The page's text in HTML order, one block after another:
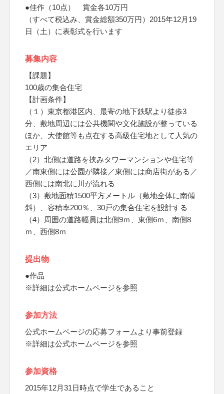
●佳作（10点） 賞金各10万円
（すべて税込み、賞金総額350万円）2015年12月19
日（土）に表彰式を行います
募集内容
【課題】
100歳の集合住宅
【計画条件】
（１）東京都港区内、最寄の地下鉄駅より徒歩3
分、敷地周辺には公共機関や文化施設が整っている
ほか、大使館等も点在する高級住宅地として人気の
エリア
（2）北側は道路を挟みタワーマンションや住宅等
／南東側には公園が隣接／東側には商店街がある／
西側には南北に川が流れる
（3）敷地面積1500平方メートル（敷地全体に南傾
斜）、容積率200％、30戸の集合住宅を設計する
（4）周囲の道路幅員は北側9ｍ、東側6ｍ、南側8
ｍ、西側8ｍ
提出物
●作品
※詳細は公式ホームページを参照
参加方法
公式ホームページの応募フォームより事前登録
※詳細は公式ホームページを参照
参加資格
2015年12月31日時点で学生であること